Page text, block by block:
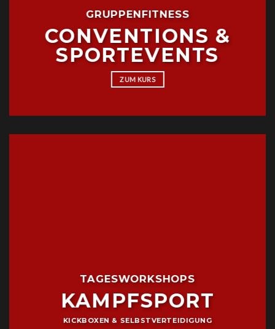
GRUPPENFITNESS
CONVENTIONS &
SPORTEVENTS
ZUM KURS
TAGESWORKSHOPS
KAMPFSPORT
KICKBOXEN & SELBSTVERTEIDIGUNG